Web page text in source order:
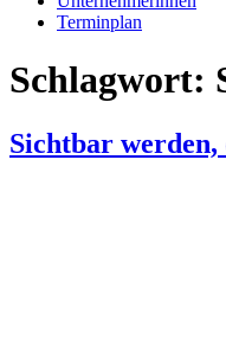
Terminplan
Schlagwort:
Sichtbar werden,